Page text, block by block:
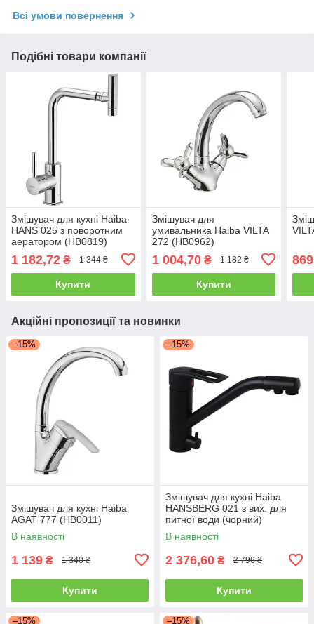
Всі умови повернення
Подібні товари компанії
Змішувач для кухні Haiba
HANS 025 з поворотним
аератором (HB0819)
1 182,72 ₴ 1 344 ₴
Купити
Змішувач для
умивальника Haiba VILTA
272 (HB0962)
1 004,70₴ 1 182 ₴
Купити
Акційні пропозиції та новинки
–15%
Змішувач для кухні Haiba
AGAT 777 (HB0011)
В наявності
1 139 ₴ 1 340 ₴
Купити
–15%
Змішувач для кухні Haiba
HANSBERG 021 з вих. для
питної води (чорний)
(HB3915)
В наявності
2 376,60 ₴ 2 796 ₴
Купити
–15% –15%